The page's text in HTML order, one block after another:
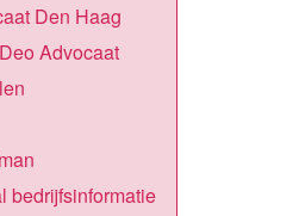
Den Haag
Advocaat
bedrijfsinformatie